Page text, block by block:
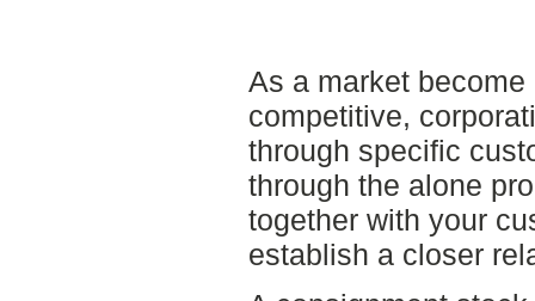
As a market
competitive,
through specific
through the alone
together with your
establish a closer